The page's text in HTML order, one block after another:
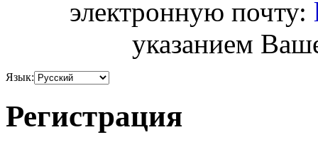
электронную почту:
указанием
Язык:
Регистрация